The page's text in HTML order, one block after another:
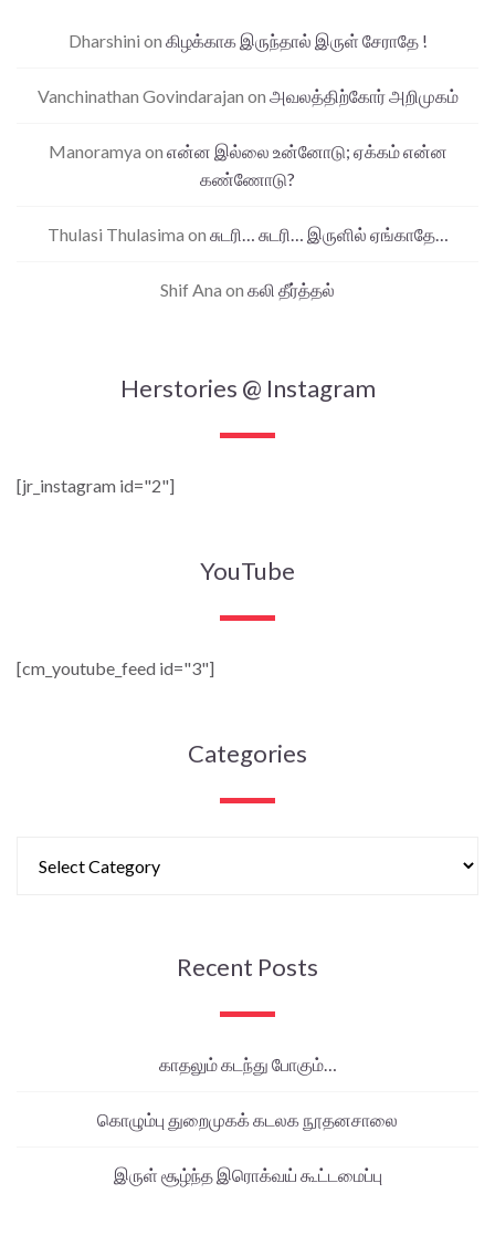
Dharshini on கிழக்காக இருந்தால் இருள் சேராதே !
Vanchinathan Govindarajan on அவலத்திற்கோர் அறிமுகம்
Manoramya on என்ன இல்லை உன்னோடு; ஏக்கம் என்ன
கண்ணோடு?
Thulasi Thulasima on சுடரி… சுடரி… இருளில் ஏங்காதே…
Shif Ana on கலி தீர்த்தல்
Herstories @ Instagram
[jr_instagram id="2"]
YouTube
[cm_youtube_feed id="3"]
Categories
Recent Posts
காதலும் கடந்து போகும்…
கொழும்பு துறைமுகக் கடலக நூதனசாலை
இருள் சூழ்ந்த இரொக்வய் கூட்டமைப்பு